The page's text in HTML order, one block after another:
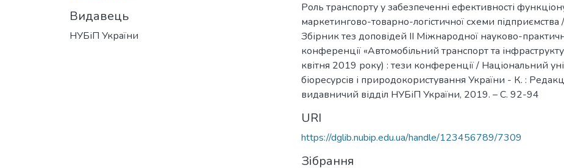
Видавець
НУБіП України
Роль транспорту у забезпеченні ефективності
маркетингово-товарно-логістичної схеми
Збірник тез доповідей ІІ Міжнародної науково-
конференції «Автомобільний транспорт та
квітня 2019 року) : тези конференції / Національний
біоресурсів і природокористування України - К. :
видавничий відділ НУБіП України, 2019. – C. 92-94
URI
https://dglib.nubip.edu.ua/handle/123456789/7309
Зібрання